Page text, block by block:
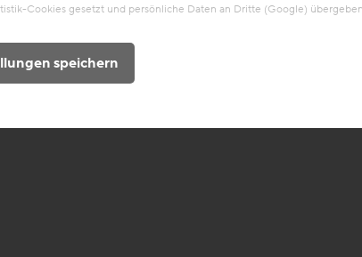
Cookies gesetzt und persönliche Daten an Dritte (Google)
speichern